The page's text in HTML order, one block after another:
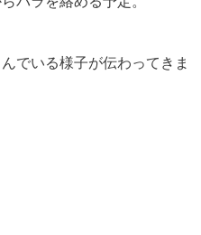
でいる様子が伝わってきま